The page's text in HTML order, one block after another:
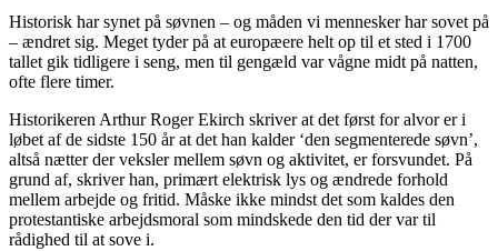
Historisk har synet på søvnen – og måden vi mennesker har sovet på
– ændret sig. Meget tyder på at europæere helt op til et sted i 1700
tallet gik tidligere i seng, men til gengæld var vågne midt på natten,
ofte flere timer.
Historikeren Arthur Roger Ekirch skriver at det først for alvor er i
løbet af de sidste 150 år at det han kalder ‘den segmenterede søvn’,
altså nætter der veksler mellem søvn og aktivitet, er forsvundet. På
grund af, skriver han, primært elektrisk lys og ændrede forhold
mellem arbejde og fritid. Måske ikke mindst det som kaldes den
protestantiske arbejdsmoral som mindskede den tid der var til
rådighed til at sove i.